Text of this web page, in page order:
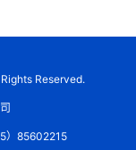
Reserved.
）85602215